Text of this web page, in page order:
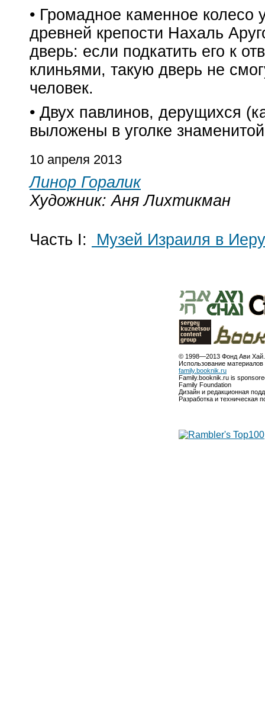
• Громадное каменное колесо
древней крепости Нахаль
дверь: если подкатить его к
клиньями, такую дверь не
человек.
• Двух павлинов, дерущихся
выложены в уголке
10 апреля 2013
Линор Горалик
Художник: Аня Лихтикман
Часть I: Музей Израиля в
© 1998—2013 Фонд Ави
Использование
family.booknik.ru
Family.booknik.ru is
Family Foundation
Дизайн и редакционная
Разработка и техническая